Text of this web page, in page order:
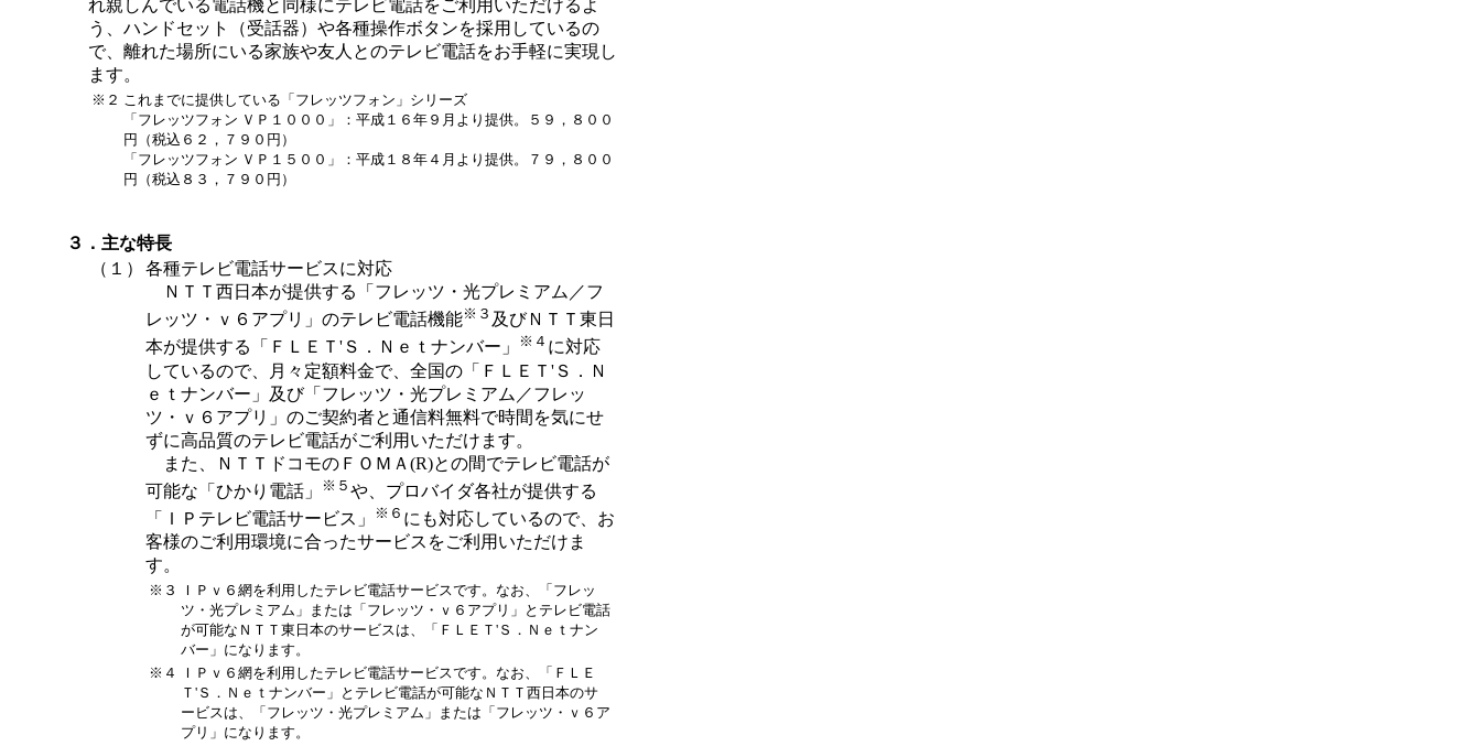
れ親しんでいる電話機と同様にテレビ電話をご利用いただけるよ
う、ハンドセット（受話器）や各種操作ボタンを採用しているの
で、離れた場所にいる家族や友人とのテレビ電話をお手軽に実現し
ます。
※２ これまでに提供している「フレッツフォン」シリーズ
「フレッツフォン ＶＰ１０００」：平成１６年９月より提供。５９，８００
円（税込６２，７９０円）
「フレッツフォン ＶＰ１５００」：平成１８年４月より提供。７９，８００
円（税込８３，７９０円）
３．主な特長
（１）
各種テレビ電話サービスに対応
ＮＴＴ西日本が提供する「フレッツ・光プレミアム／フ
レッツ・ｖ６アプリ」のテレビ電話機能※３ 及びＮＴＴ東日
本が提供する「ＦＬＥＴ'Ｓ．Ｎｅｔナンバー」
※４ に対応
しているので、月々定額料金で、全国の「ＦＬＥＴ'Ｓ．Ｎ
ｅｔナンバー」及び「フレッツ・光プレミアム／フレッ
ツ・ｖ６アプリ」のご契約者と通信料無料で時間を気にせ
ずに高品質のテレビ電話がご利用いただけます。
また、ＮＴＴドコモのＦＯＭＡ(R)との間でテレビ電話が
可能な「ひかり電話」
※５ や、プロバイダ各社が提供する
「ＩＰテレビ電話サービス」
※６ にも対応しているので、お
客様のご利用環境に合ったサービスをご利用いただけま
す。
※３
ＩＰｖ６網を利用したテレビ電話サービスです。なお、「フレッ
ツ・光プレミアム」または「フレッツ・ｖ６アプリ」とテレビ電話
が可能なＮＴＴ東日本のサービスは、「ＦＬＥＴ'Ｓ．Ｎｅｔナン
バー」になります。
※４
ＩＰｖ６網を利用したテレビ電話サービスです。なお、「ＦＬＥ
Ｔ'Ｓ．Ｎｅｔナンバー」とテレビ電話が可能なＮＴＴ西日本のサ
ービスは、「フレッツ・光プレミアム」または「フレッツ・ｖ６ア
プリ」になります。